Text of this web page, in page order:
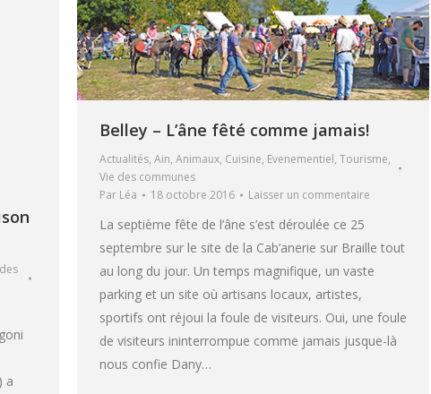
Belley – L’âne fêté comme jamais!
Actualités, Ain, Animaux, Cuisine, Evenementiel, Tourisme,
Vie des communes
Par Léa 18 octobre 2016 Laisser un commentaire
La septième fête de l’âne s’est déroulée ce 25
septembre sur le site de la Cab’anerie sur Braille tout
au long du jour. Un temps magnifique, un vaste
parking et un site où artisans locaux, artistes,
sportifs ont réjoui la foule de visiteurs. Oui, une foule
de visiteurs ininterrompue comme jamais jusque-là
nous confie Dany…
a